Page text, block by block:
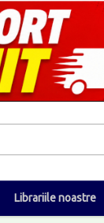
Librariile noastre